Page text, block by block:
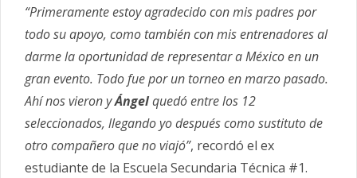
“Primeramente estoy agradecido con mis padres por
todo su apoyo, como también con mis entrenadores al
darme la oportunidad de representar a México en un
gran evento. Todo fue por un torneo en marzo pasado.
Ahí nos vieron yÁngelquedó entre los 12
seleccionados, llegando yo después como sustituto de
otro compañero que no viajó”, recordó el ex
estudiante de la Escuela Secundaria Técnica #1.